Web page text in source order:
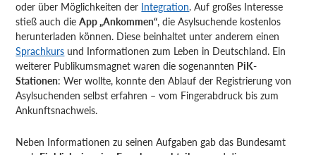
oder über Möglichkeiten der Integration. Auf großes Interesse
stieß auch dieApp „Ankommen“, die Asylsuchende kostenlos
herunterladen können. Diese beinhaltet unter anderem einen
Sprachkurs und Informationen zum Leben in Deutschland. Ein
weiterer Publikumsmagnet waren die sogenannten PiK-
Stationen: Wer wollte, konnte den Ablauf der Registrierung von
Asylsuchenden selbst erfahren – vom Fingerabdruck bis zum
Ankunftsnachweis.
Neben Informationen zu seinen Aufgaben gab das Bundesamt